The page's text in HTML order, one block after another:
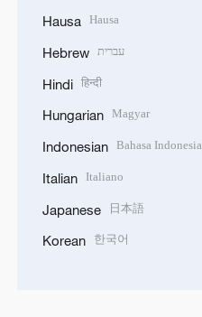
Hausa Hausa
Hebrew עברית
Hindi हिन्दी
Hungarian Magyar
Indonesian Bahasa Indonesia
Italian Italiano
Japanese 日本語
Korean 한국어